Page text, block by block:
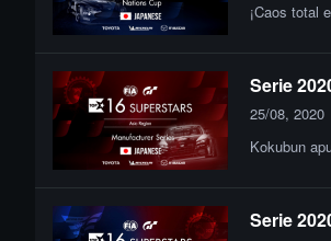
¡Caos total
Serie
25/08, 2020
Kokubun
Serie